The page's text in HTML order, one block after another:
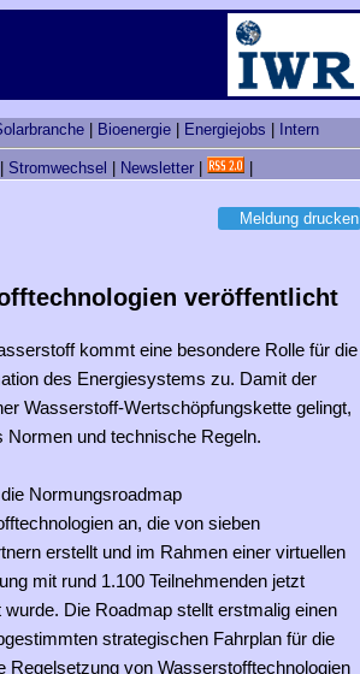
Bioenergie Energiejobs Intern
Stromwechsel Newsletter
Meldung drucken
veröffentlicht
kommt eine besondere Rolle für die
des Energiesystems zu. Damit der
Wasserstoff-Wertschöpfungskette gelingt,
Normen und technische Regeln.
Normungsroadmap
an, die von sieben
erstellt und im Rahmen einer virtuellen
mit rund 1.100 Teilnehmenden jetzt
wurde. Die Roadmap stellt erstmalig einen
strategischen Fahrplan für die
Regelsetzung von Wasserstofftechnologien